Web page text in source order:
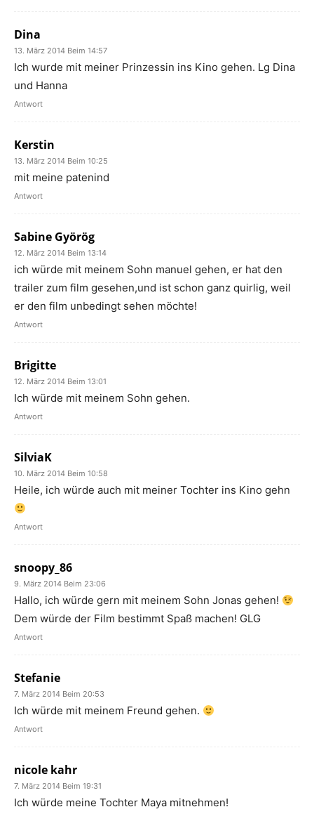
Dina
13. März 2014 Beim 14:57
Ich wurde mit meiner Prinzessin ins Kino gehen. Lg Dina
und Hanna
Antwort
Kerstin
13. März 2014 Beim 10:25
mit meine patenind
Antwort
Sabine Györög
12. März 2014 Beim 13:14
ich würde mit meinem Sohn manuel gehen, er hat den
trailer zum film gesehen,und ist schon ganz quirlig, weil
er den film unbedingt sehen möchte!
Antwort
Brigitte
12. März 2014 Beim 13:01
Ich würde mit meinem Sohn gehen.
Antwort
SilviaK
10. März 2014 Beim 10:58
Heile, ich würde auch mit meiner Tochter ins Kino gehn
Antwort
snoopy_86
9. März 2014 Beim 23:06
Hallo, ich würde gern mit meinem Sohn Jonas gehen!
Dem würde der Film bestimmt Spaß machen! GLG
Antwort
Stefanie
7. März 2014 Beim 20:53
Ich würde mit meinem Freund gehen.
Antwort
nicole kahr
7. März 2014 Beim 19:31
Ich würde meine Tochter Maya mitnehmen!